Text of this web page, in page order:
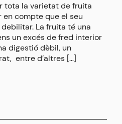
tota la varietat de fruita
en compte que el seu
La fruita té una
un excés de fred interior
digestió dèbil, un
entre d’altres […]